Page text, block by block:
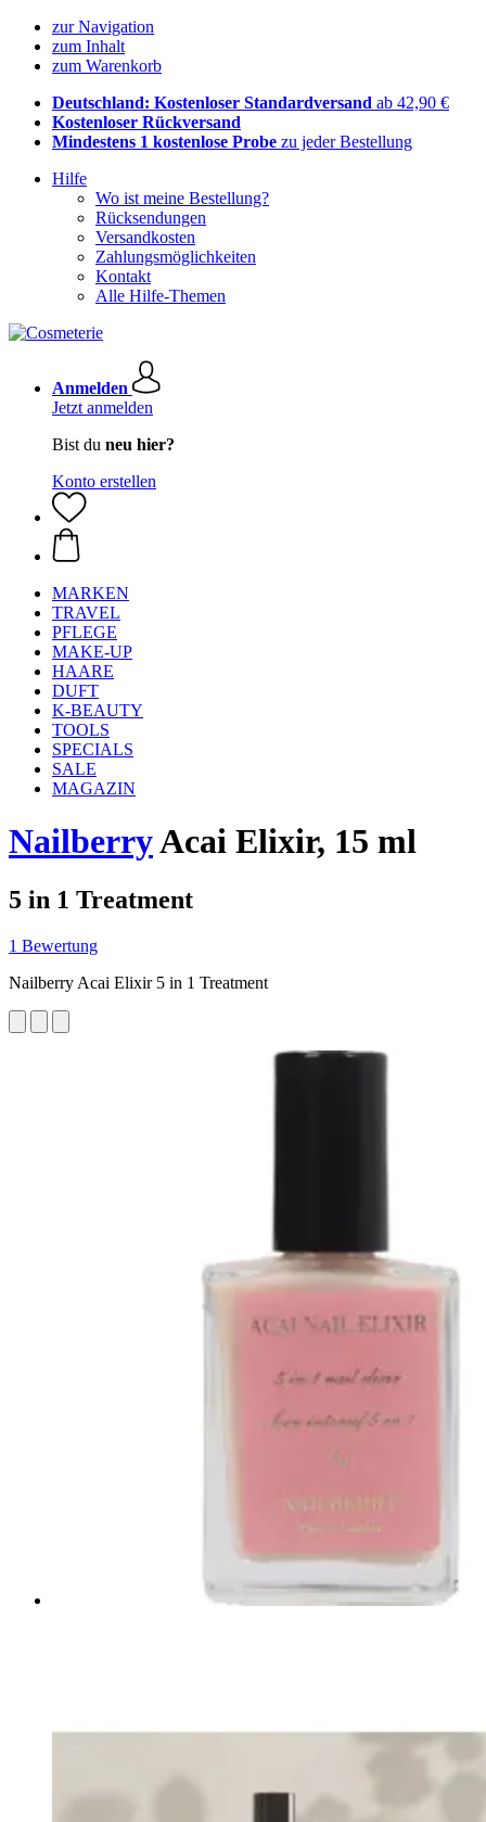
zur Navigation
zum Inhalt
zum Warenkorb
Deutschland: Kostenloser Standardversand ab 42,90 €
Kostenloser Rückversand
Mindestens 1 kostenlose Probe zu jeder Bestellung
Hilfe
Wo ist meine Bestellung?
Rücksendungen
Versandkosten
Zahlungsmöglichkeiten
Kontakt
Alle Hilfe-Themen
Anmelden
Jetzt anmelden
Bist du neu hier?
Konto erstellen
MARKEN
TRAVEL
PFLEGE
MAKE-UP
HAARE
DUFT
K-BEAUTY
TOOLS
SPECIALS
SALE
MAGAZIN
NailberryAcai Elixir, 15 ml
5 in 1 Treatment
1 Bewertung
Nailberry Acai Elixir 5 in 1 Treatment